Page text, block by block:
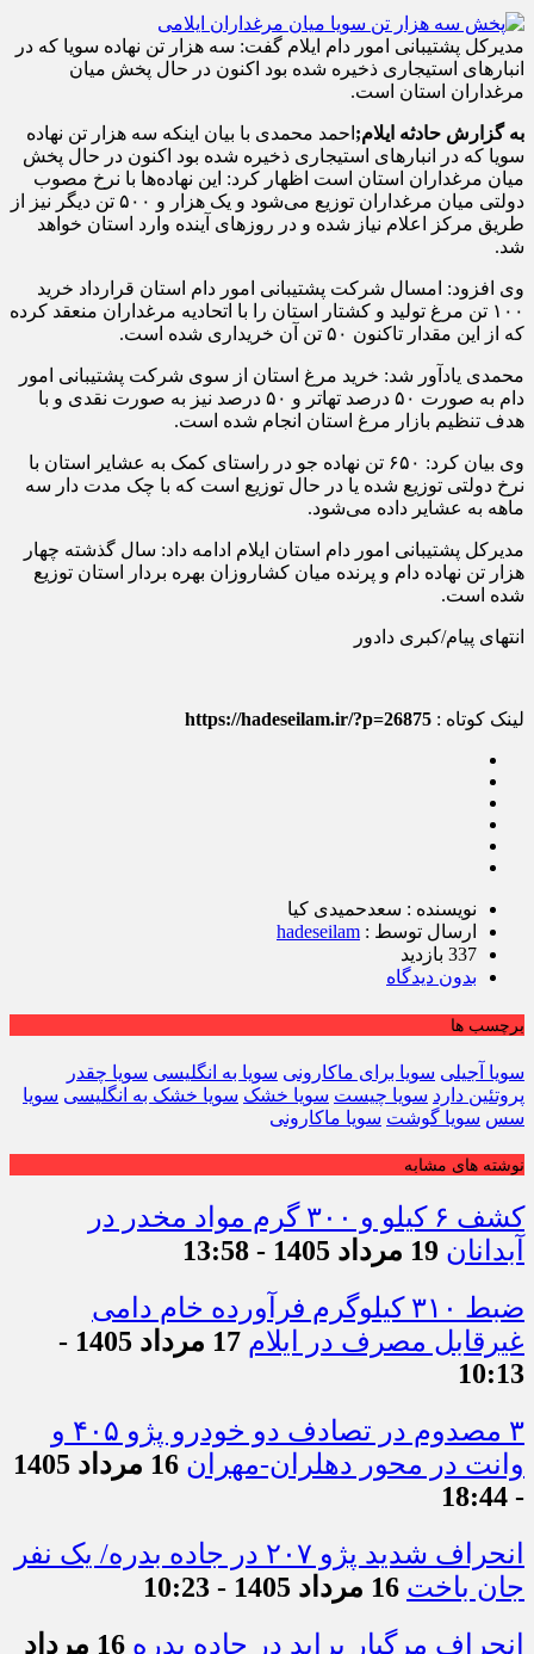
مدیرکل پشتیبانی امور دام ایلام گفت: سه هزار تن نهاده سویا که در
انبارهای استیجاری ذخیره شده بود اکنون در حال پخش میان
مرغداران استان است.
به گزارش حادثه ایلام; احمد محمدی با بیان اینکه سه هزار تن نهاده
سویا که در انبارهای استیجاری ذخیره شده بود اکنون در حال پخش
میان مرغداران استان است اظهار کرد: این نهاده‌ها با نرخ مصوب
دولتی میان مرغداران توزیع می‌شود و یک هزار و ۵۰۰ تن دیگر نیز از
طریق مرکز اعلام نیاز شده و در روزهای آینده وارد استان خواهد
شد.
وی افزود: امسال شرکت پشتیبانی امور دام استان قرارداد خرید
۱۰۰ تن مرغ تولید و کشتار استان را با اتحادیه مرغداران منعقد کرده
که از این مقدار تاکنون ۵۰ تن آن خریداری شده است.
محمدی یادآور شد: خرید مرغ استان از سوی شرکت پشتیبانی امور
دام به صورت ۵۰ درصد تهاتر و ۵۰ درصد نیز به صورت نقدی و با
هدف تنظیم بازار مرغ استان انجام شده است.
وی بیان کرد: ۶۵۰ تن نهاده جو در راستای کمک به عشایر استان با
نرخ دولتی توزیع شده یا در حال توزیع است که با چک مدت دار سه
ماهه به عشایر داده می‌شود.
مدیرکل پشتیبانی امور دام استان ایلام ادامه داد: سال گذشته چهار
هزار تن نهاده دام و پرنده میان کشاروزان بهره بردار استان توزیع
شده است.
انتهای پیام/کبری دادور
لینک کوتاه : https://hadeseilam.ir/?p=26875
نویسنده : سعدحمیدی کیا
ارسال توسط : hadeseilam
337 بازدید
بدون دیدگاه
برچسب ها
سویا آجیلی سویا برای ماکارونی سویا به انگلیسی سویا چقدر
پروتئین دارد سویا چیست سویا خشک سویا خشک به انگلیسی سویا
سس سویا گوشت سویا ماکارونی
نوشته های مشابه
کشف ۶ کیلو و ۳۰۰ گرم مواد مخدر در
آبدانان 19 مرداد 1405 - 13:58
ضبط ۳۱۰ کیلوگرم فرآورده خام دامی
غیرقابل مصرف در ایلام
17 مرداد 1405 -
10:13
۳ مصدوم در تصادف دو خودرو پژو ۴۰۵ و
وانت در محور دهلران-مهران
16 مرداد 1405
- 18:44
انحراف شدید پژو ۲۰۷ در جاده بدره/ یک نفر
جان باخت 16 مرداد 1405 - 10:23
انحراف مرگبار پراید در جاده بدره
16 مرداد